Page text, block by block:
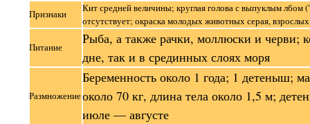
Признаки
Кит средней величины; круглая голова с выпуклым лбом
отсутствует; окраска молодых животных серая,
Питание
Рыба, а также рачки, моллюски и черви;
дне, так и в срединных слоях моря
Размножение
Беременность около 1 года; 1 детеныш;
около 70 кг, длина тела около 1,5 м;
июле — августе